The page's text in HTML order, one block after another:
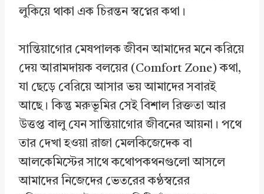
লুকিয়ে থাকা এক চিরন্তন স্বপ্নের কথা।
সান্তিয়াগোর মেষপালক জীবন আমাদের মনে করিয়ে
দেয় আরামদায়ক বলয়ের (Comfort Zone) কথা,
যা ছেড়ে বেরিয়ে আসার ভয় আমাদের সবারই
আছে। কিন্তু মরুভূমির সেই বিশাল রিক্ততা আর
উত্তপ্ত বালু যেন সান্তিয়াগোর জীবনের আয়না। পথে
তার দেখা হওয়া রাজা মেলকিজেদেক বা
আলকেমিস্টের সাথে কথোপকথনগুলো আসলে
আমাদের নিজেদের ভেতরের কণ্ঠস্বরের